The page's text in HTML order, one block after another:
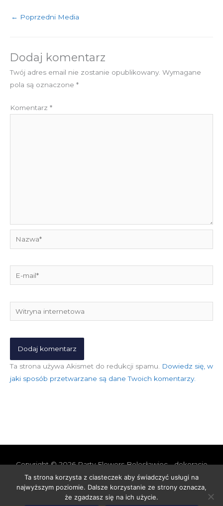
← Poprzedni Media
Dodaj komentarz
Twój adres email nie zostanie opublikowany. Wymagane
pola są oznaczone *
Komentarz *
mail*
Witryna
internetowa
Ta strona używa Akismet do redukcji spamu. Dowiedz się, w
jaki sposób przetwarzane są dane Twoich komentarzy.
Copyright © 2026Party Flowers Bolesławiec - dekoracje
nie tylko ślubne
Polityka prywatności i cookies
Polityka Jakości
Ta strona korzysta z ciasteczek aby świadczyć usługi na
najwyższym poziomie. Dalsze korzystanie ze strony oznacza,
że zgadzasz się na ich użycie.